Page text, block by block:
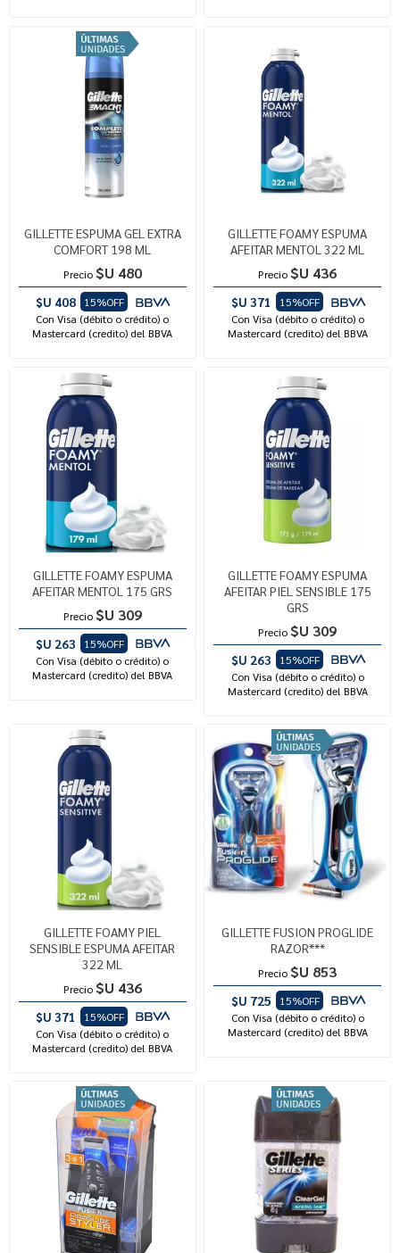
GILLETTE ESPUMA GEL EXTRA
COMFORT 198 ML
Precio $U 480
$U 408
15%OFF
Con Visa (débito o crédito) o
Mastercard (credito) del BBVA
GILLETTE FOAMY ESPUMA
AFEITAR MENTOL 322 ML
Precio $U 436
$U 371
15%OFF
Con Visa (débito o crédito) o
Mastercard (credito) del BBVA
GILLETTE FOAMY ESPUMA
AFEITAR MENTOL 175 GRS
Precio $U 309
$U 263
15%OFF
Con Visa (débito o crédito) o
Mastercard (credito) del BBVA
GILLETTE FOAMY ESPUMA
AFEITAR PIEL SENSIBLE 175
GRS
Precio $U 309
$U 263
15%OFF
Con Visa (débito o crédito) o
Mastercard (credito) del BBVA
GILLETTE FOAMY PIEL
SENSIBLE ESPUMA AFEITAR
322 ML
Precio $U 436
$U 371
15%OFF
Con Visa (débito o crédito) o
Mastercard (credito) del BBVA
GILLETTE FUSION PROGLIDE
RAZOR***
Precio $U 853
$U 725
15%OFF
Con Visa (débito o crédito) o
Mastercard (credito) del BBVA